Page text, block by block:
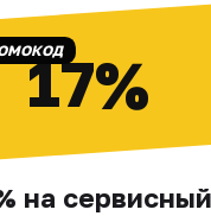
17%
на